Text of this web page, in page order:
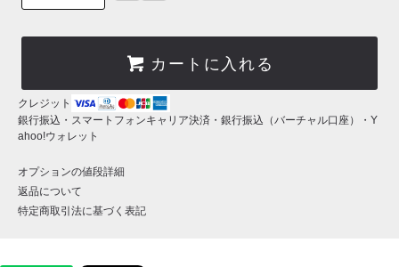
カートに入れる
クレジット
銀行振込・スマートフォンキャリア決済・銀行振込（バーチャル口座）・Y
ahoo!ウォレット
オプションの値段詳細
返品について
特定商取引法に基づく表記